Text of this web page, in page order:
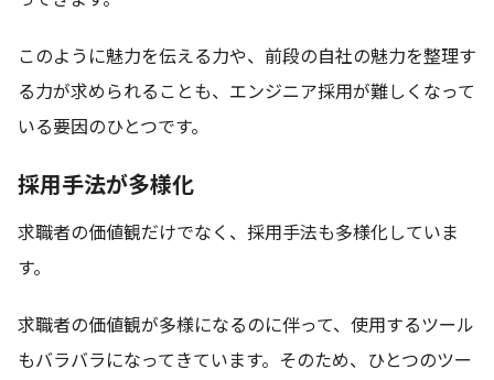
このように魅力を伝える力や、前段の自社の魅力を整理す
る力が求められることも、エンジニア採用が難しくなって
いる要因のひとつです。
採用手法が多様化
求職者の価値観だけでなく、採用手法も多様化していま
す。
求職者の価値観が多様になるのに伴って、使用するツール
もバラバラになってきています。そのため、ひとつのツー